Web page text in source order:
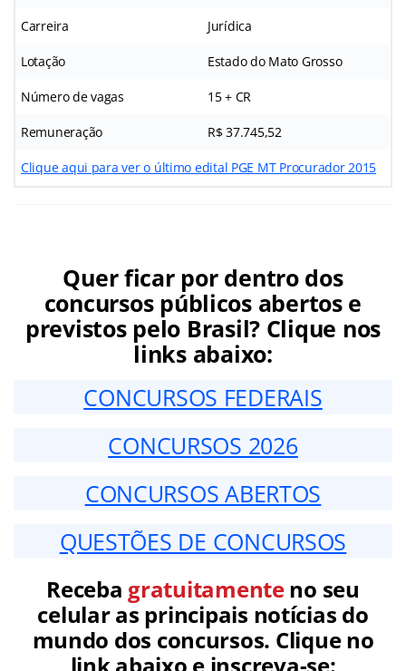
Carreira Jurídica
Lotação Estado do Mato Grosso
Número de vagas 15 + CR
Remuneração R$ 37.745,52
Clique aqui para ver o último edital PGE MT Procurador 2015
Quer ficar por dentro dos
concursos públicos abertos e
previstos pelo Brasil? Clique nos
links abaixo:
CONCURSOS FEDERAIS
CONCURSOS 2026
CONCURSOS ABERTOS
QUESTÕES DE CONCURSOS
Receba gratuitamenteno seu
celular as principais notícias do
mundo dos concursos. Clique no